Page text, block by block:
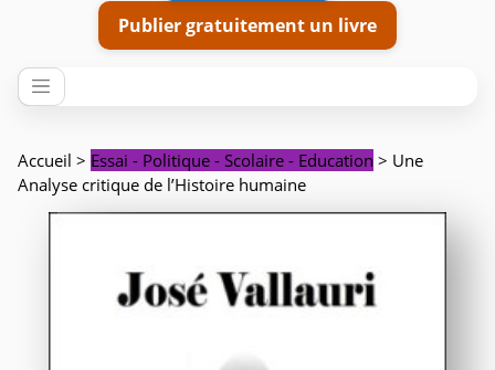
Publier gratuitement un livre
Accueil > Essai - Politique - Scolaire - Education > Une
Analyse critique de l’Histoire humaine